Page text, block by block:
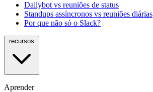
Dailybot vs reuniões de status
Standups assíncronos vs reuniões diárias
Por que não só o Slack?
Aprender